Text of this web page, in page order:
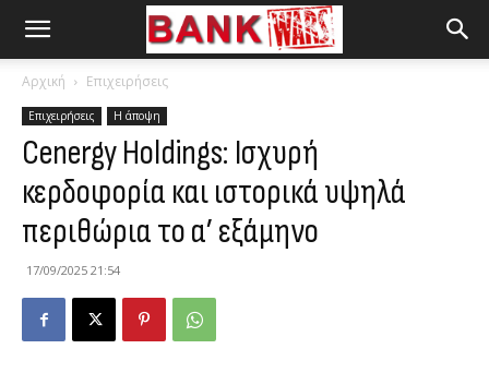
Αρχική Επιχειρήσεις
Επιχειρήσεις Η άποψη
Cenergy Holdings: Ισχυρή
κερδοφορία και ιστορικά υψηλά
περιθώρια το α’ εξάμηνο
17/09/2025 21:54